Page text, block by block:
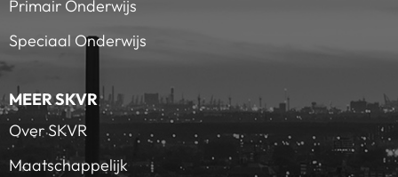
Primair Onderwijs
Speciaal Onderwijs
MEER SKVR
Over SKVR
Maatschappelijk